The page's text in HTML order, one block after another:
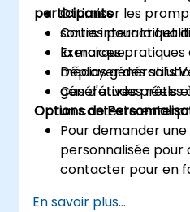
Ottimiser les
sorties pour la
la marque.
Déployer des
génératives prêtes
un contexte
participants
Cours interactif et
Exercices
médias génératifs
Cas d'études réels
Options de
Pour demander
personnalisée pour
contacter pour en
En savoir plus...